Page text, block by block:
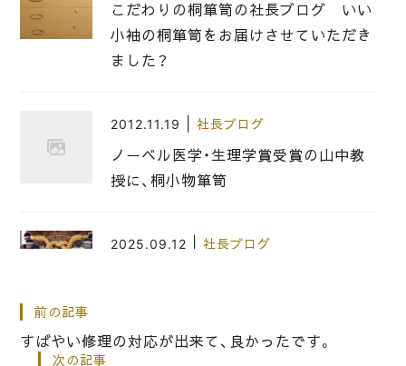
こだわりの桐箪笥の社長ブログ いい
小袖の桐箪笥をお届けさせていただき
ました？
2012.11.19 社長ブログ
ノーベル医学・生理学賞受賞の山中教
授に、桐小物箪笥
2025.09.12 社長ブログ
前の記事
すばやい修理の対応が出来て、良かったです。
次の記事